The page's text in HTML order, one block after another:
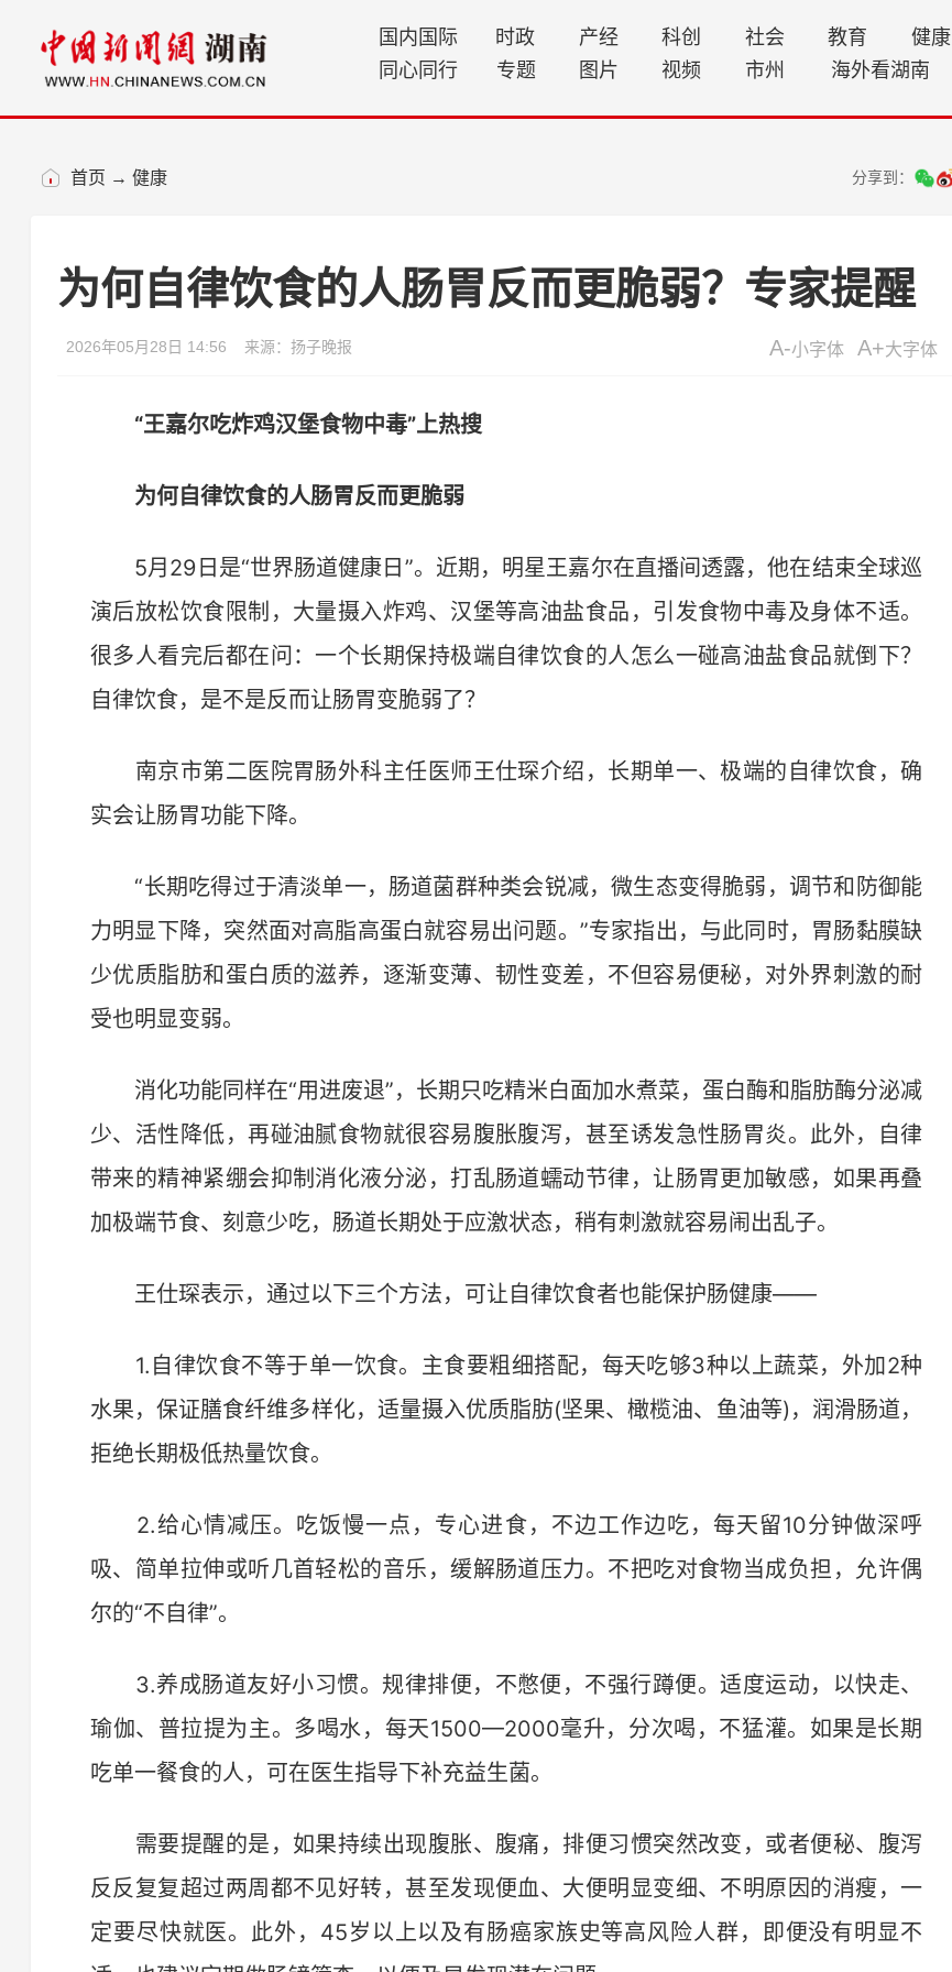
国内国际 时政 产经 科创 社会 教育 健康
同心同行
专题 图片 视频 市州 海外看湖南
首页 → 健康 分享到：
为何自律饮食的人肠胃反而更脆弱？专家提醒
2026年05月28日 14:56 来源：扬子晚报 A-小字体 A+大字体
“王嘉尔吃炸鸡汉堡食物中毒”上热搜
为何自律饮食的人肠胃反而更脆弱
5月29日是“世界肠道健康日”。近期，明星王嘉尔在直播间透露，他在结束全球巡
演后放松饮食限制，大量摄入炸鸡、汉堡等高油盐食品，引发食物中毒及身体不适。
很多人看完后都在问：一个长期保持极端自律饮食的人怎么一碰高油盐食品就倒下？
自律饮食，是不是反而让肠胃变脆弱了？
南京市第二医院胃肠外科主任医师王仕琛介绍，长期单一、极端的自律饮食，确
实会让肠胃功能下降。
“长期吃得过于清淡单一，肠道菌群种类会锐减，微生态变得脆弱，调节和防御能
力明显下降，突然面对高脂高蛋白就容易出问题。”专家指出，与此同时，胃肠黏膜缺
少优质脂肪和蛋白质的滋养，逐渐变薄、韧性变差，不但容易便秘，对外界刺激的耐
受也明显变弱。
消化功能同样在“用进废退”，长期只吃精米白面加水煮菜，蛋白酶和脂肪酶分泌减
少、活性降低，再碰油腻食物就很容易腹胀腹泻，甚至诱发急性肠胃炎。此外，自律
带来的精神紧绷会抑制消化液分泌，打乱肠道蠕动节律，让肠胃更加敏感，如果再叠
加极端节食、刻意少吃，肠道长期处于应激状态，稍有刺激就容易闹出乱子。
王仕琛表示，通过以下三个方法，可让自律饮食者也能保护肠健康——
1.自律饮食不等于单一饮食。主食要粗细搭配，每天吃够3种以上蔬菜，外加2种
水果，保证膳食纤维多样化，适量摄入优质脂肪(坚果、橄榄油、鱼油等)，润滑肠道，
拒绝长期极低热量饮食。
2.给心情减压。吃饭慢一点，专心进食，不边工作边吃，每天留10分钟做深呼
吸、简单拉伸或听几首轻松的音乐，缓解肠道压力。不把吃对食物当成负担，允许偶
尔的“不自律”。
3.养成肠道友好小习惯。规律排便，不憋便，不强行蹲便。适度运动，以快走、
瑜伽、普拉提为主。多喝水，每天1500—2000毫升，分次喝，不猛灌。如果是长期
吃单一餐食的人，可在医生指导下补充益生菌。
需要提醒的是，如果持续出现腹胀、腹痛，排便习惯突然改变，或者便秘、腹泻
反反复复超过两周都不见好转，甚至发现便血、大便明显变细、不明原因的消瘦，一
定要尽快就医。此外，45岁以上以及有肠癌家族史等高风险人群，即便没有明显不